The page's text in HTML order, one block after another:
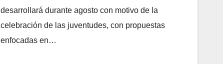
desarrollará durante agosto con motivo de la
celebración de las juventudes, con propuestas
enfocadas en…